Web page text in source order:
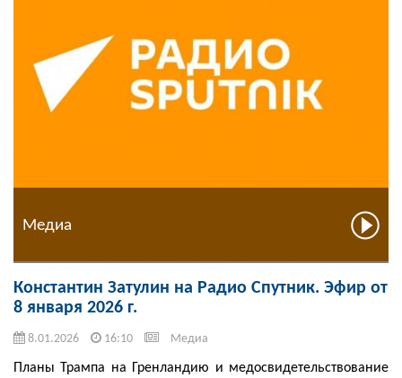
Медиа
Константин Затулин на Радио Спутник. Эфир от
8 января 2026 г.
8.01.2026 16:10 Медиа
Планы Трампа на Гренландию и медосвидетельствование